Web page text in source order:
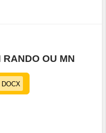
RANDO OU MN
DOCX